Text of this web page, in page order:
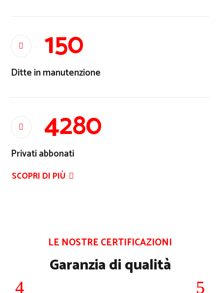
 150
Ditte in manutenzione
 4280
Privati abbonati
SCOPRI DI PIÙ
LE NOSTRE CERTIFICAZIONI
Garanzia di qualità